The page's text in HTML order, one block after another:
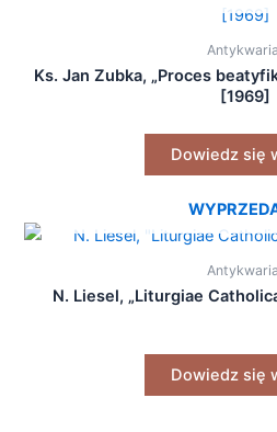
Ks. Jan Zubka, „Proces
[1969]
Dowiedz się
N. Liesel, „Liturgiae
Dowiedz się